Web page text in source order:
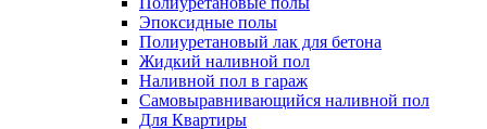
Эпоксидные полы
Полиуретановый лак для бетона
Жидкий наливной пол
Наливной пол в гараж
Самовыравнивающийся наливной пол
Для Квартиры